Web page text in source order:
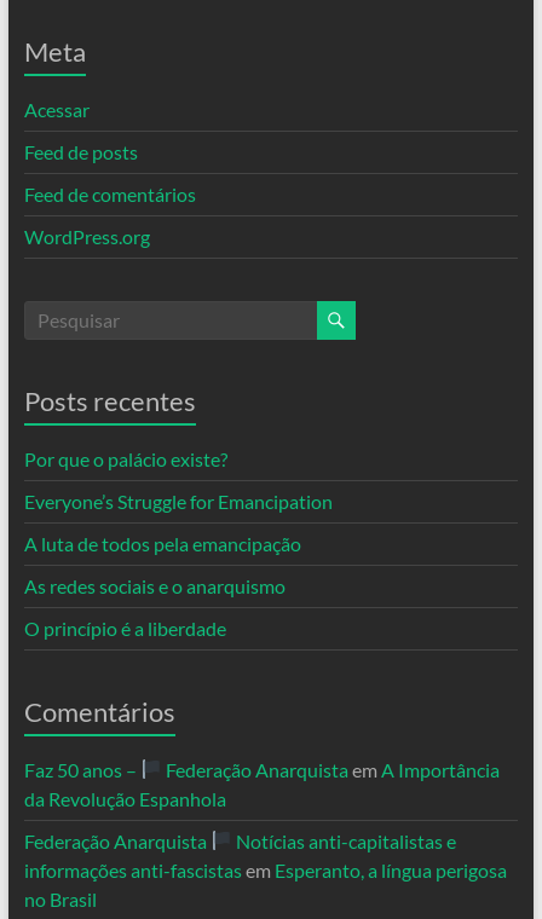
Meta
Acessar
Feed de posts
Feed de comentários
WordPress.org
Posts recentes
Por que o palácio existe?
Everyone’s Struggle for Emancipation
A luta de todos pela emancipação
As redes sociais e o anarquismo
O princípio é a liberdade
Comentários
Faz 50 anos – Federação Anarquista em A Importância
da Revolução Espanhola
Federação Anarquista
Notícias anti-capitalistas e
informações anti-fascistasem Esperanto, a língua perigosa
no Brasil